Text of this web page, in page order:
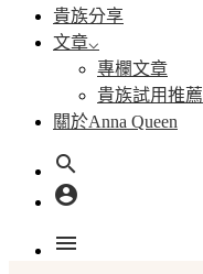
貴族分享
文章
專欄文章
貴族試用推薦
關於Anna Queen
search
account_circle
menu